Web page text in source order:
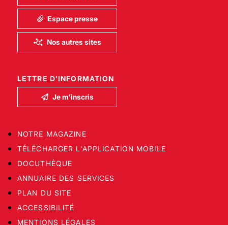
Espace presse
Nos autres sites
LETTRE D’INFORMATION
Je m’inscris
NOTRE MAGAZINE
TÉLÉCHARGER L'APPLICATION MOBILE
DOCUTHÈQUE
ANNUAIRE DES SERVICES
PLAN DU SITE
ACCESSIBILITÉ
MENTIONS LÉGALES